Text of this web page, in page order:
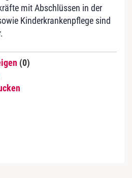
mit Abschlüssen in der
Kinderkrankenpflege sind
(0)